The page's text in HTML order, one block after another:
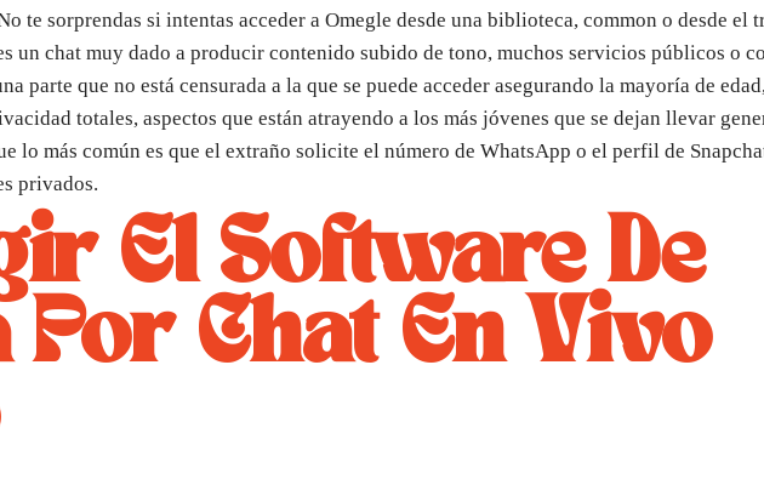
te sorprendas si intentas acceder a Omegle desde una biblioteca, common o desde el
un chat muy dado a producir contenido subido de tono, muchos servicios públicos o
parte que no está censurada a la que se puede acceder asegurando la mayoría de
totales, aspectos que están atrayendo a los más jóvenes que se dejan llevar
lo más común es que el extraño solicite el número de WhatsApp o el perfil de
privados.
El Software De
Por Chat En Vivo